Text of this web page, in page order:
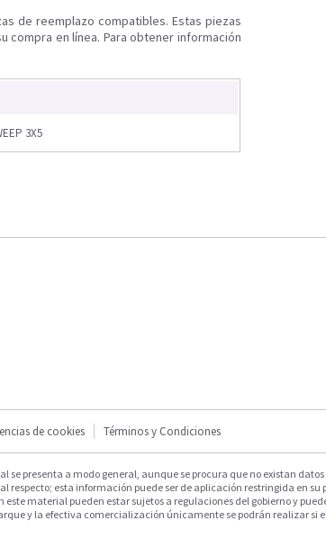
de reemplazo compatibles. Estas piezas
compra en línea. Para obtener información
3X5
de cookies Términos y Condiciones
se presenta a modo general, aunque se procura que no existan
respecto; esta información puede ser de aplicación restringida en su
este material pueden estar sujetos a regulaciones del gobierno y
y la efectiva comercialización únicamente se podrán realizar si